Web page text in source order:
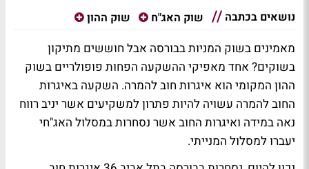
נושאים בכתבה שוק האג"ח שוק ההון
מאמינים בשוק המניות בבורסה אבל חוששים מתיקון
בשוקים? אחד מאפיקי ההשקעה הפחות פופולריים בשוק
ההון המקומי הוא איגרות חוב להמרה. השקעה באיגרות
החוב להמרה עשויה להיות פתרון למשקיעים אשר יניב רווח
נאה במידה ואיגרות החוב אשר נסחרות במסלול האג"חי
יעברו למסלול המנייתי.